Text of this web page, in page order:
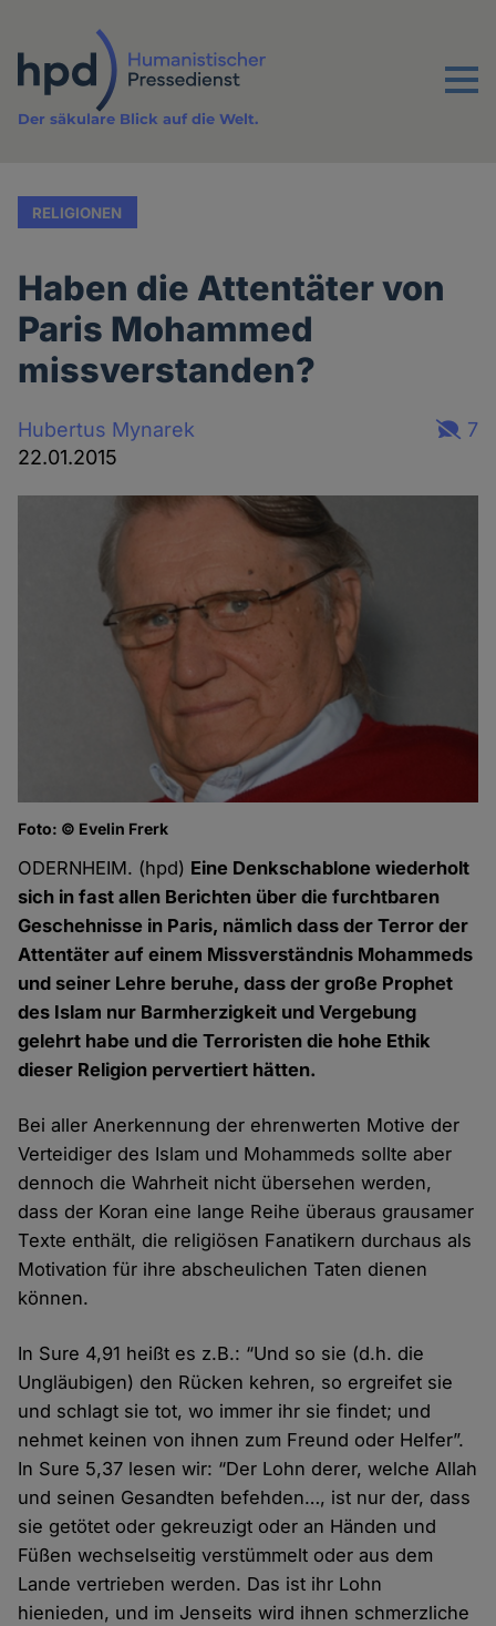
Inhalt
Menu
Der säkulare Blick auf die Welt.
RELIGIONEN
Haben die Attentäter von
Paris Mohammed
missverstanden?
Hubertus Mynarek
22.01.2015
7
Foto: © Evelin Frerk
ODERNHEIM. (hpd) Eine Denkschablone wiederholt
sich in fast allen Berichten über die furchtbaren
Geschehnisse in Paris, nämlich dass der Terror der
Attentäter auf einem Missverständnis Mohammeds
und seiner Lehre beruhe, dass der große Prophet
des Islam nur Barmherzigkeit und Vergebung
gelehrt habe und die Terroristen die hohe Ethik
dieser Religion pervertiert hätten.
Bei aller Anerkennung der ehrenwerten Motive der
Verteidiger des Islam und Mohammeds sollte aber
dennoch die Wahrheit nicht übersehen werden,
dass der Koran eine lange Reihe überaus grausamer
Texte enthält, die religiösen Fanatikern durchaus als
Motivation für ihre abscheulichen Taten dienen
können.
In Sure 4,91 heißt es z.B.: “Und so sie (d.h. die
Ungläubigen) den Rücken kehren, so ergreifet sie
und schlagt sie tot, wo immer ihr sie findet; und
nehmet keinen von ihnen zum Freund oder Helfer”.
In Sure 5,37 lesen wir: “Der Lohn derer, welche Allah
und seinen Gesandten befehden…, ist nur der, dass
sie getötet oder gekreuzigt oder an Händen und
Füßen wechselseitig verstümmelt oder aus dem
Lande vertrieben werden. Das ist ihr Lohn
hienieden, und im Jenseits wird ihnen schmerzliche